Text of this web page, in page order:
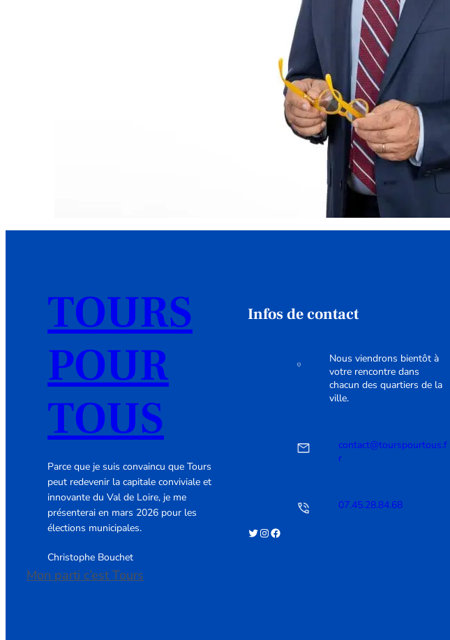
TOURS
POUR
TOUS
Parce que je suis convaincu que Tours
peut redevenir la capitale conviviale et
innovante du Val de Loire, je me
présenterai en mars 2026 pour les
élections municipales.
Christophe Bouchet
Mon parti c’est Tours
Infos de contact
Nous viendrons bientôt à
votre rencontre dans
chacun des quartiers de la
ville.
contact@tourspourtous.f
r
07.45.28.84.68
Twitter InstagramFacebook